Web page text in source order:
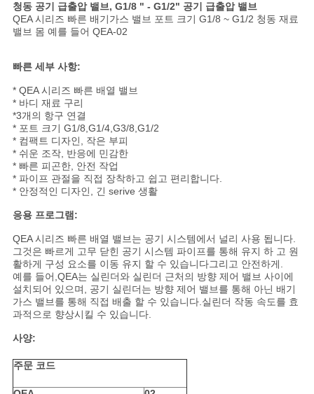
요
인
용
문
을
요
구
하
세
요
VR
SHOW
청동 공기 급출압 밸브, G1/8 " - G1/2" 공기 급출압 밸브
QEA 시리즈 빠른 배기가스 밸브 포트 크기 G1/8 ~ G1/2 청동 재료
밸브 몸 예를 들어 QEA-02
빠른 세부 사항:
* QEA 시리즈 빠른 배열 밸브
* 바디 재료 구리
*3개의 항구 연결
* 포트 크기 G1/8,G1/4,G3/8,G1/2
* 컴팩트 디자인, 작은 부피
* 쉬운 조작, 반응에 민감한
* 빠른 피곤한, 안전 작업
* 파이프 관절을 직접 장착하고 쉽고 편리합니다.
* 안정적인 디자인, 긴 serive 생활
응용 프로그램:
QEA 시리즈 빠른 배열 밸브는 공기 시스템에서 널리 사용 됩니다.
그것은 빠르게 고무 닫힌 공기 시스템 파이프를 통해 유지 하 고 원
활하게 구성 요소를 이동 유지 할 수 있습니다그리고 안전하게.
예를 들어,QEA는 실린더와 실린더 근처의 방향 제어 밸브 사이에
설치되어 있으며, 공기 실린더는 방향 제어 밸브를 통해 아닌 배기
가스 밸브를 통해 직접 배출 할 수 있습니다.실린더 작동 속도를 효
과적으로 향상시킬 수 있습니다.
사양:
주문 코드